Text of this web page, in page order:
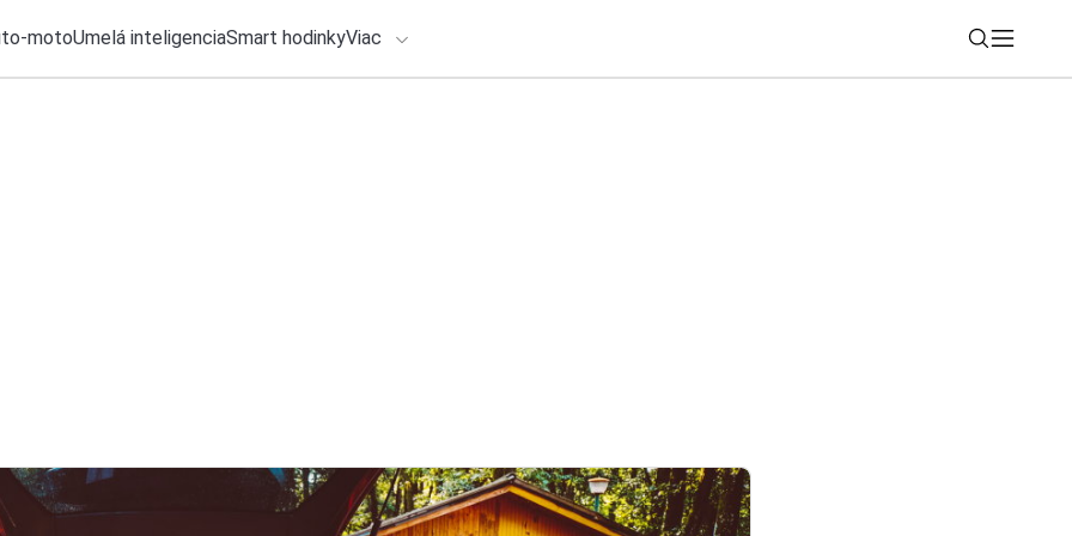
motoUmelá inteligenciaSmart hodinkyViac